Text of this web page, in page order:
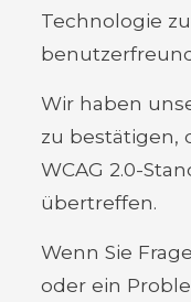
Technologie
Wir haben
zu bestätigen,
WCAG 2.0-
übertreffen.
Wenn Sie
oder ein